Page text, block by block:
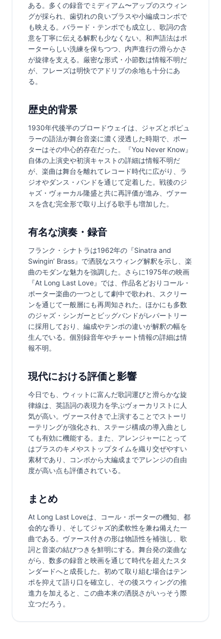
ある。多くの録音でミディアム〜アップのスウィン
グが採られ、歯切れの良いブラスや小編成コンボで
も映える。バラード・テンポでも成立し、歌詞の含
意を丁寧に伝える解釈も少なくない。和声語法はポ
ーターらしい洗練を保ちつつ、内声進行の滑らかさ
が旋律を支える。厳密な形式・小節数は情報不明だ
が、フレーズは明快でアドリブの余地も十分にあ
る。
歴史的背景
1930年代後半のブロードウェイは、ジャズとポピュ
ラーの語法が舞台音楽に濃く浸透した時期で、ポー
ターはその中心的存在だった。『You Never Know』
自体の上演史や初演キャストの詳細は情報不明だ
が、楽曲は舞台を離れてレコード時代に広がり、ラ
ジオやダンス・バンドを通じて定着した。戦後のジ
ャズ・ヴォーカル隆盛と共に再評価が進み、ヴァー
スを含む完全形で取り上げる歌手も増加した。
有名な演奏・録音
フランク・シナトラは1962年の『Sinatra and
Swingin’ Brass』で洒脱なスウィング解釈を示し、楽
曲のモダンな魅力を強調した。さらに1975年の映画
『At Long Last Love』では、作品名どおりコール・
ポーター楽曲の一つとして劇中で歌われ、スクリー
ンを通じて一般層にも再周知された。ほかにも多数
のジャズ・シンガーとビッグバンドがレパートリー
に採用しており、編成やテンポの違いが解釈の幅を
生んでいる。個別録音年やチャート情報の詳細は情
報不明。
現代における評価と影響
今日でも、ウィットに富んだ歌詞運びと滑らかな旋
律線は、英語詞の表現力を学ぶヴォーカリストに人
気が高い。ヴァース付きで上演することでストーリ
ーテリングが強化され、ステージ構成の導入曲とし
ても有効に機能する。また、アレンジャーにとって
はブラスのキメやストップタイムを織り交ぜやすい
素材であり、コンボから大編成までアレンジの自由
度が高い点も評価されている。
まとめ
At Long Last Loveは、コール・ポーターの機知、都
会的な香り、そしてジャズ的柔軟性を兼ね備えた一
曲である。ヴァース付きの形は物語性を補強し、歌
詞と音楽の結びつきを鮮明にする。舞台発の楽曲な
がら、数多の録音と映画を通じて時代を超えたスタ
ンダードへと成長した。初めて取り組む場合はテン
ポを抑えて語り口を確立し、その後スウィングの推
進力を加えると、この曲本来の洒脱さがいっそう際
立つだろう。